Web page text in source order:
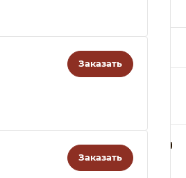
Заказать
Заказать